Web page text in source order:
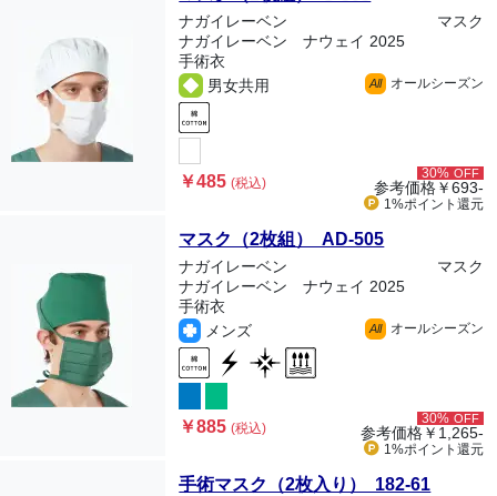
ナガイレーベン
マスク
ナガイレーベン ナウェイ 2025
手術衣
男女共用
All オールシーズン
￥485(税込)
30% OFF
参考価格￥693-
1%ポイント 還元
マスク（2枚組） AD-505
ナガイレーベン
マスク
ナガイレーベン ナウェイ 2025
手術衣
メンズ
All オールシーズン
￥885(税込)
30% OFF
参考価格￥1,265-
1%ポイント 還元
手術マスク（2枚入り） 182-61